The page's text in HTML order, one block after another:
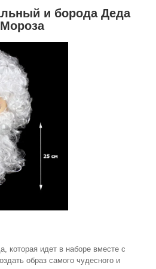
и борода Деда
Мороза
которая идет в наборе вместе с
образ самого чудесного и